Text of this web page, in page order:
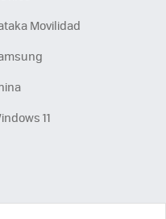
Movilidad
11